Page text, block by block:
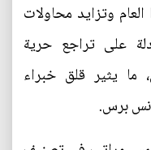
وتزايد محاولات
على تراجع حرية
ما يثير قلق خبراء
برس.